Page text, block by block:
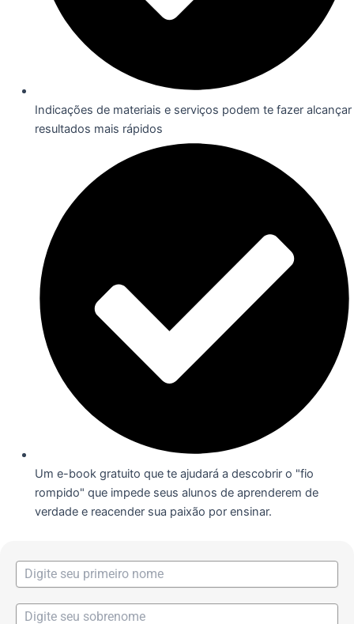
Indicações de materiais e serviços podem te fazer alcançar
resultados mais rápidos
Um e-book gratuito que te ajudará a descobrir o "fio
rompido" que impede seus alunos de aprenderem de
verdade e reacender sua paixão por ensinar.